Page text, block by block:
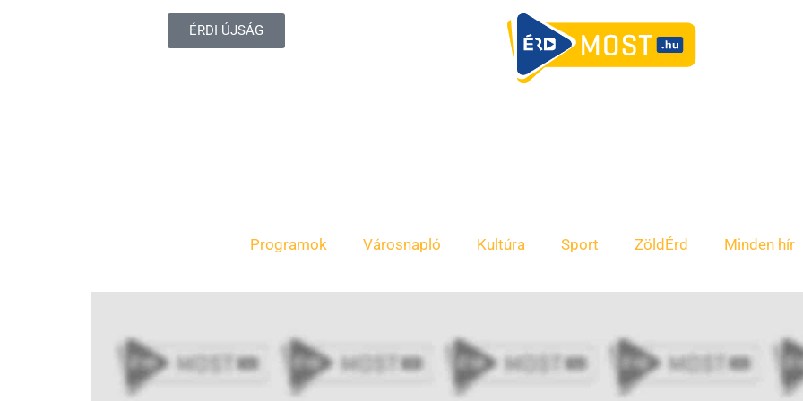
ÉRDI ÚJSÁG
Programok Városnapló Kultúra Sport ZöldÉrd Minden hír